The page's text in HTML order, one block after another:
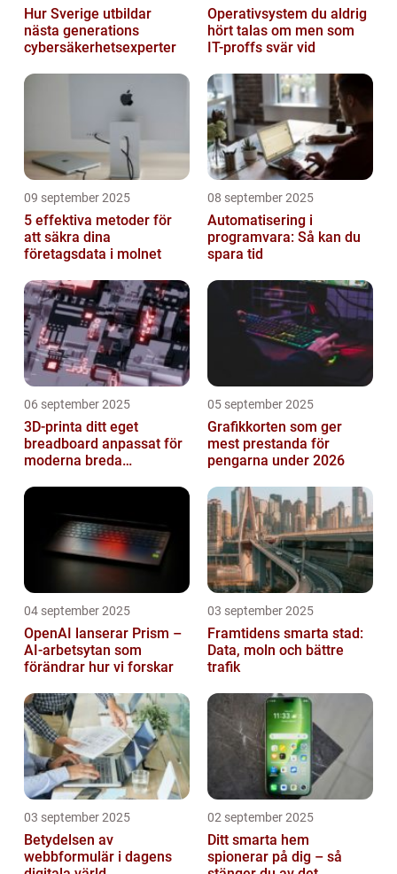
Hur Sverige utbildar
nästa generations
cybersäkerhetsexperter
Operativsystem du aldrig
hört talas om men som
IT-proffs svär vid
09 september 2025
5 effektiva metoder för
att säkra dina
företagsdata i molnet
08 september 2025
Automatisering i
programvara: Så kan du
spara tid
06 september 2025
3D-printa ditt eget
breadboard anpassat för
moderna breda
05 september 2025
Grafikkorten som ger
mest prestanda för
pengarna under 2026
04 september 2025
OpenAI lanserar Prism –
AI-arbetsytan som
förändrar hur vi forskar
03 september 2025
Framtidens smarta stad:
Data, moln och bättre
trafik
03 september 2025
Betydelsen av
webbformulär i dagens
02 september 2025
Ditt smarta hem
spionerar på dig – så